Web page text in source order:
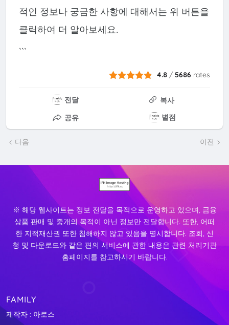
적인 정보나 궁금한 사항에 대해서는 위 버튼을
클릭하여 더 알아보세요.
```
4.8 /5686 rates
전달
복사
공유
별점
다음 이전
※ 해당 웹사이트는 정보 전달을 목적으로 운영하고 있으며, 금융
상품 판매 및 중개의 목적이 아닌 정보만 전달합니다. 또한, 어떠
한 지적재산권 또한 침해하지 않고 있음을 명시합니다. 조회, 신
청 및 다운로드와 같은 편의 서비스에 관한 내용은 관련 처리기관
홈페이지를 참고하시기 바랍니다.
FAMILY
제작자 : 아로스